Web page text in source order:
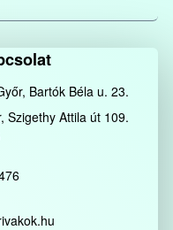
Bartók Béla u. 23.
Szigethy Attila út 109.